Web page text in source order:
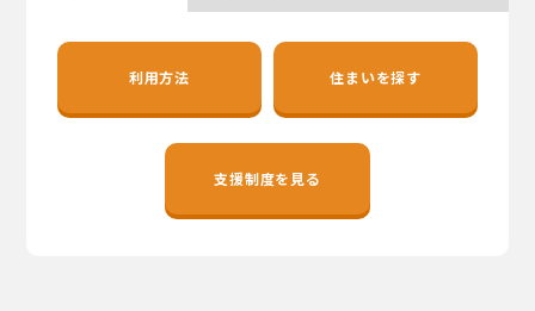
地域おこし協力隊
利用方法 住まいを探す
支援制度を見る